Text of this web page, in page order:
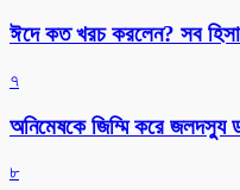
ঈদে কত খরচ করলেন? সব
৭
অনিমেষকে জিম্মি করে
৮